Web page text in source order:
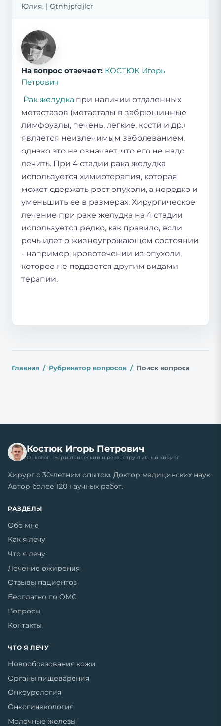
Юлия. | Gtnhjpfdjlcr
На вопрос отвечает: КОСТЮК Игорь
Петрович
Рак желудка при наличии отдаленных
метастазов (метастазы в забрюшинные
лимфоузлы, печень, легкие, кости и др.)
является неизлечимым заболеванием,
однако это не означает, что его не надо
лечить. При 4 стадии рака желудка
используется химиотерапия, которая
может сдержать рост опухоли, а нередко и
уменьшить ее в размерах. Хирургическое
лечение при раке желудка на 4 стадии
используется редко, как правило, если
речь идет о жизнеугрожающем состоянии
- например, кровотечении из опухоли,
которое не поддается другим видами
терапии.
Главная Рубрикатор вопросов Поиск вопроса
Костюк Игорь Петрович
Онколог · Бариатрический и реконструктивный хирург
Хирург с 30-летним опытом. Доктор медицинских наук.
Автор более 120 научных работ.
РАЗДЕЛЫ
Обо мне
Как я лечу
Что я лечу
Лечение ожирения
Отзывы пациентов
Бесплатно по ОМС
Вопросы
Контакты
ЧТО Я ЛЕЧУ
Новообразования кожи
Органы пищеварения
Онкоурология
Онкогинекология
Молочные железы